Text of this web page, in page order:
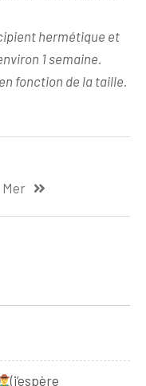
hermétique et
1 semaine.
fonction de la taille.
Mer
(j’espère